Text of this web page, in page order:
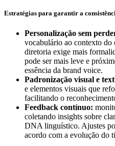
Estratégias para garantir a
Personalização sem
vocabulário ao contexto
diretoria exige mais
pode ser mais leve e
essência da brand voice.
Padronização visual e
e elementos visuais que
facilitando o
Feedback contínuo:
coletando insights sobre
DNA linguístico. Ajustes
acordo com a evolução do